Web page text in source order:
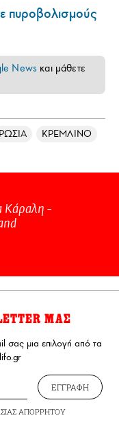
πυροβολισμούς
News και μάθετε
ΡΩΣΙΑ
ΚΡΕΜΛΙΝΟ
Κάραλη -
ΜΑΣ
σας μια επιλογή από τα
ΕΓΓΡΑΦΗ
ΑΠΟΡΡΗΤΟΥ